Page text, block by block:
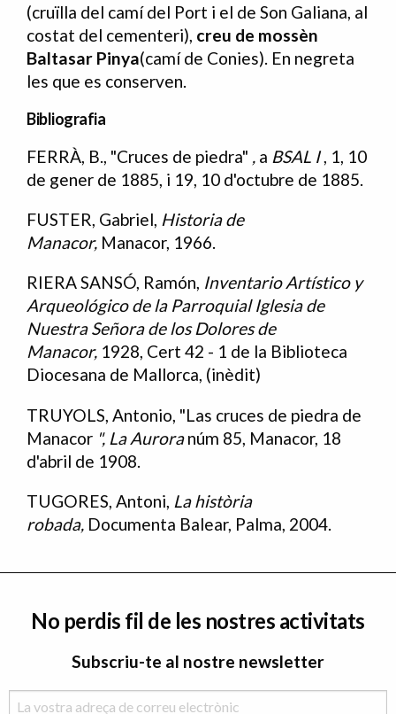
(cruïlla del camí del Port i el de Son Galiana, al
costat del cementeri), creu de mossèn
Baltasar Pinya(camí de Conies). En negreta
les que es conserven.
Bibliografia
Bibliografia
FERRÀ, B., "Cruces de piedra" , a BSAL I, 1, 10
de gener de 1885, i 19, 10 d'octubre de 1885.
FUSTER, Gabriel, Historia de
Manacor, Manacor, 1966.
RIERA SANSÓ, Ramón, Inventario Artístico y
Arqueológico de la Parroquial Iglesia de
Nuestra Señora de los Dolores de
Manacor, 1928, Cert 42 - 1 de la Biblioteca
Diocesana de Mallorca, (inèdit)
TRUYOLS, Antonio, "Las cruces de piedra de
Manacor ", La Auroranúm 85, Manacor, 18
d'abril de 1908.
TUGORES, Antoni, La història
robada, Documenta Balear, Palma, 2004.
No perdis fil de les nostres activitats
Subscriu-te al nostre newsletter